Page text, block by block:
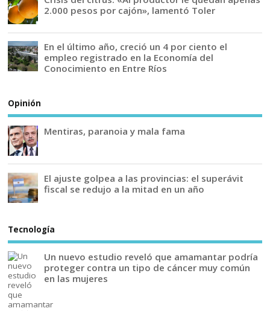
2.000 pesos por cajón», lamentó Toler
En el último año, creció un 4 por ciento el
empleo registrado en la Economía del
Conocimiento en Entre Ríos
Opinión
Mentiras, paranoia y mala fama
El ajuste golpea a las provincias: el superávit
fiscal se redujo a la mitad en un año
Tecnología
Un nuevo estudio reveló que amamantar podría
proteger contra un tipo de cáncer muy común
en las mujeres